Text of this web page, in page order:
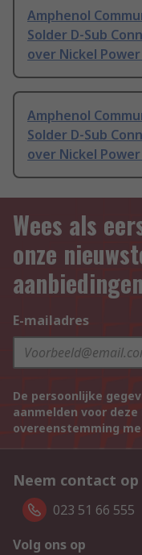
Amphenol
Solder D-Sub
over Nickel Power
Amphenol
Solder D-Sub
over Nickel Power
Wees als
onze
aanbiedingen
E-mailadres
De persoonlijke
aanmelden voor
overeenstemming
Neem contact op
023 51 66 555
Volg ons op